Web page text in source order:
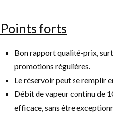
Points forts
Bon rapport qualité-prix,
promotions régulières.
Le réservoir peut se remplir
Débit de vapeur continu de
efficace, sans être